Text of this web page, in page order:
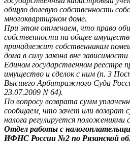
общую долевую собственность
многоквартирном доме.
При этом отмечаем, что право
собственности на общее
принадлежит собственникам
дома в силу закона вне
Едином государственном реестре
имущество и сделок с ним (п. 3
Высшего Арбитражного Суда
23.07.2009 N 64).
По вопросу возврата сумм
сообщаем, что зачет или возврат
налога регулируется положениями
Отдел работы с
ИФНС России №2 по Рязанской